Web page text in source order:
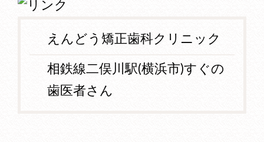
えんどう矯正歯科クリニック
相鉄線二俣川駅(横浜市)すぐの
歯医者さん